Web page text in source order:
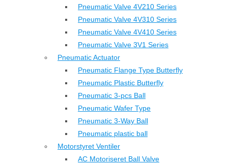
Pneumatic Valve 4V210 Series
Pneumatic Valve 4V310 Series
Pneumatic Valve 4V410 Series
Pneumatic Valve 3V1 Series
Pneumatic Actuator
Pneumatic Flange Type Butterfly
Pneumatic Plastic Butterfly
Pneumatic 3-pcs Ball
Pneumatic Wafer Type
Pneumatic 3-Way Ball
Pneumatic plastic ball
Motorstyret Ventiler
AC Motoriseret Ball Valve